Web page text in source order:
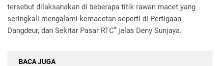
tersebut dilaksanakan di beberapa titik rawan macet yang
seringkali mengalami kemacetan seperti di Pertigaan
Dangdeur, dan Sekitar Pasar RTC” jelas Deny Sunjaya.
BACA JUGA